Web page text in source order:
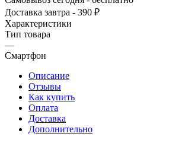
Доставка завтра - 390 ₽
Характеристики
Тип товара
—
Смартфон
Описание
Отзывы
Как купить
Оплата
Доставка
Дополнительно